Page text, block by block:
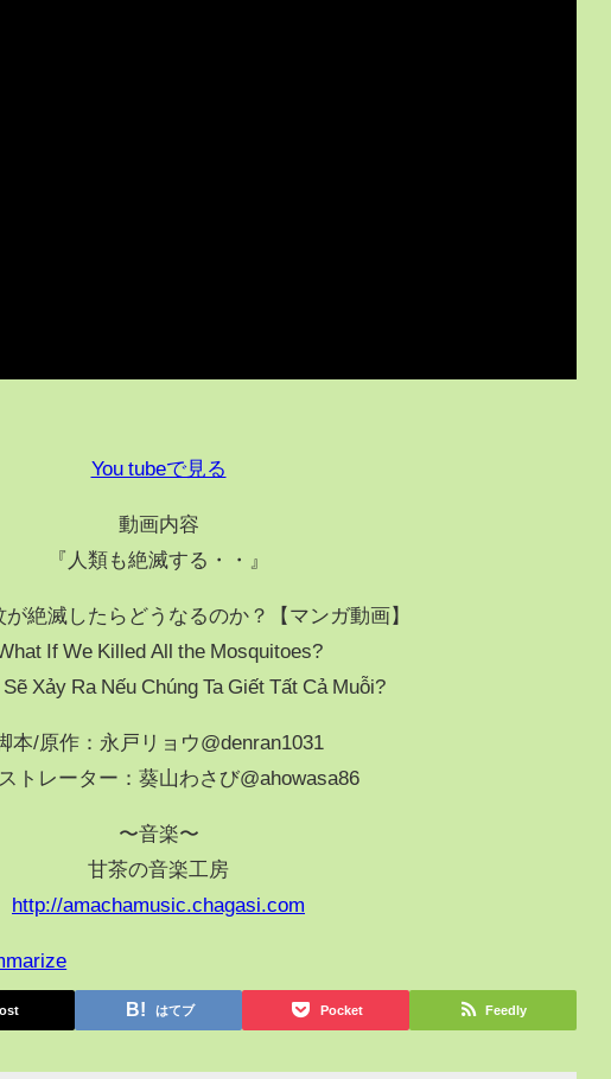
You tubeで見る
動画内容
『人類も絶滅する・・』
が絶滅したらどうなるのか？【マンガ動画】
If We Killed All the Mosquitoes?
Xảy Ra Nếu Chúng Ta Giết Tất Cả Muỗi?
本/原作：永戸リョウ@denran1031
トレーター：葵山わさび@ahowasa86
〜音楽〜
甘茶の音楽工房
http://amachamusic.chagasi.com
はてブ Pocket Feedly